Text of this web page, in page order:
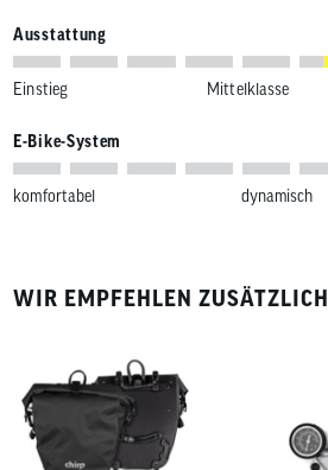
Ausstattung
Einstieg Mittelklasse
E-Bike-System
komfortabel dynamisch
WIR EMPFEHLEN ZUSÄTZLICH